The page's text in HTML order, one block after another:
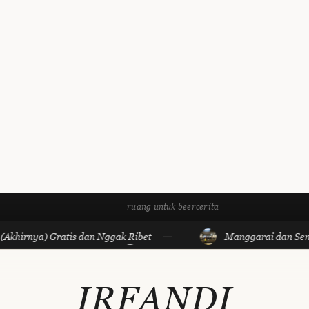
ruang untuk beercerita
dan Nggak Ribet Manggarai dan Semua yang
IRFANDI